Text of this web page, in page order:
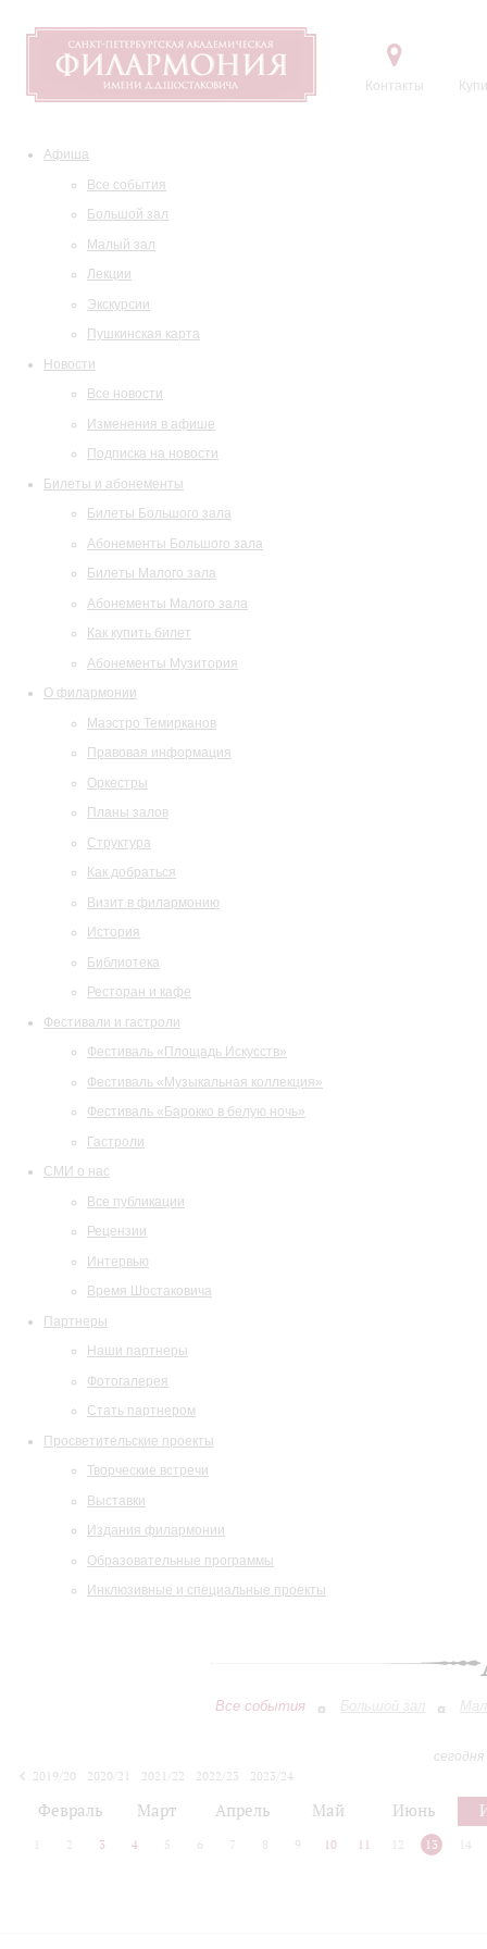
Контакты
Афиша
Все события
Большой зал
Малый зал
Лекции
Экскурсии
Пушкинская карта
Новости
Все новости
Изменения в афише
Подписка на новости
Билеты и абонементы
Билеты Большого зала
Абонементы Большого зала
Билеты Малого зала
Абонементы Малого зала
Как купить билет
Абонементы Музитория
О филармонии
Маэстро Темирканов
Правовая информация
Оркестры
Планы залов
Структура
Как добраться
Визит в филармонию
История
Библиотека
Ресторан и кафе
Фестивали и гастроли
Фестиваль «Площадь Искусств»
Фестиваль «Музыкальная коллекция»
Фестиваль «Барокко в белую ночь»
Гастроли
СМИ о нас
Все публикации
Рецензии
Интервью
Время Шостаковича
Партнеры
Наши партнеры
Фотогалерея
Стать партнером
Просветительские проекты
Творческие встречи
Выставки
Издания филармонии
Образовательные программы
Инклюзивные и специальные проекты
Все события Большой зал
2019/20
2020/21 2021/22 2022/23
2023/24
Февраль Март Апрель Май Июнь
2 3 4 5 6 7 8 9 10 11 12 13 14